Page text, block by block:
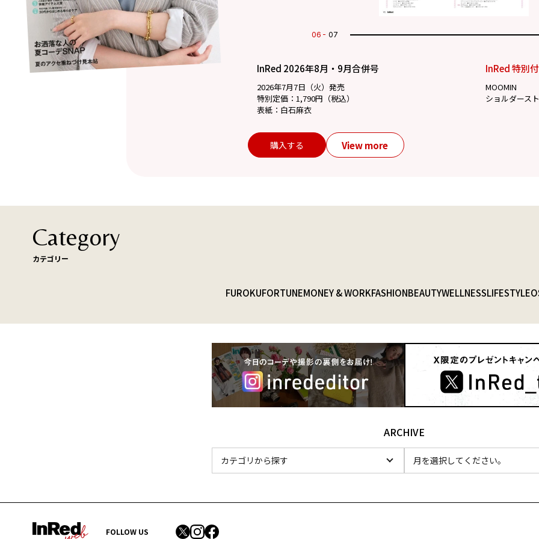
07 07
InRed 2026年8月・9月合併号
2026年7月7日（火）発売
特別定価：1,790円（税込）
表紙：白石麻衣
InRed 特別
MOOMIN
ショルダース
購入する View more
Category
カテゴリー
FUROKUFORTUNEMONEY & WORKFASHIONBEAUTYWELLNESSLIFESTYLE
ARCHIVE
FOLLOW US